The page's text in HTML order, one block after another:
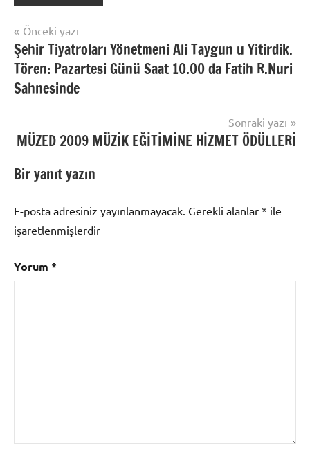
Yazı
gezinmesi
Önceki yazı
Şehir Tiyatroları Yönetmeni Ali Taygun u Yitirdik.
Tören: Pazartesi Günü Saat 10.00 da Fatih R.Nuri
Sahnesinde
Sonraki yazı
MÜZED 2009 MÜZİK EĞİTİMİNE HİZMET ÖDÜLLERİ
Bir yanıt yazın
E-posta adresiniz yayınlanmayacak. Gerekli alanlar * ile
işaretlenmişlerdir
Yorum *